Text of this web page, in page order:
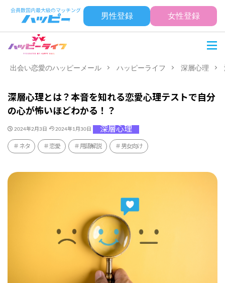
男性登録 女性登録
出会い恋愛のハッピーメール ハッピーライフ 深層心理
深層心理とは？本音を知れる恋愛心理テストで自分
の心が怖いほどわかる！？
2024年2月3日 2024年1月30日 深層心理
ネタ 恋愛 用語解説 男女向け